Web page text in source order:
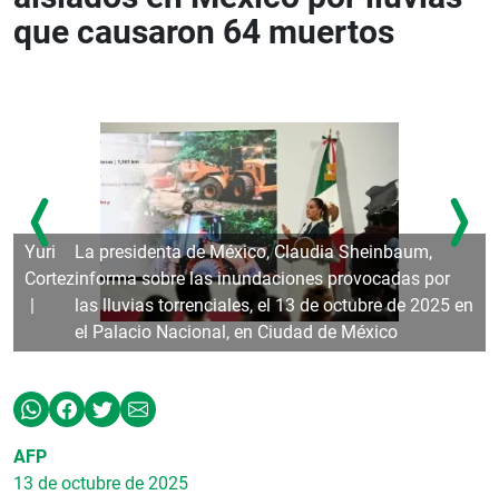
que causaron 64 muertos
La presidenta de México, Claudia Sheinbaum,
informa sobre las inundaciones provocadas por
las lluvias torrenciales, el 13 de octubre de 2025 en
el Palacio Nacional, en Ciudad de México
Yuri
Cortez
AFP
13 de octubre de 2025